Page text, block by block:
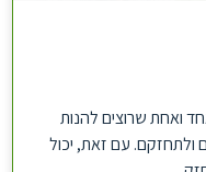
ואחת שרוצים להנות
עם זאת, יכול